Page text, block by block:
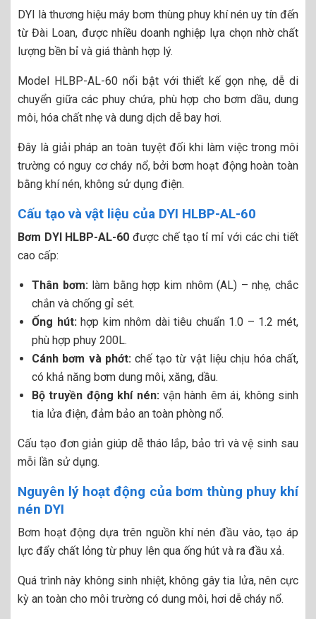
DYI là thương hiệu máy bơm thùng phuy khí nén uy tín đến
từ Đài Loan, được nhiều doanh nghiệp lựa chọn nhờ chất
lượng bền bỉ và giá thành hợp lý.
Model HLBP-AL-60 nổi bật với thiết kế gọn nhẹ, dễ di
chuyển giữa các phuy chứa, phù hợp cho bơm dầu, dung
môi, hóa chất nhẹ và dung dịch dễ bay hơi.
Đây là giải pháp an toàn tuyệt đối khi làm việc trong môi
trường có nguy cơ cháy nổ, bởi bơm hoạt động hoàn toàn
bằng khí nén, không sử dụng điện.
Cấu tạo và vật liệu của DYI HLBP-AL-60
Bơm DYI HLBP-AL-60 được chế tạo tỉ mỉ với các chi tiết
cao cấp:
Thân bơm:làm bằng hợp kim nhôm (AL) – nhẹ, chắc
chắn và chống gỉ sét.
Ống hút:hợp kim nhôm dài tiêu chuẩn 1.0 – 1.2 mét,
phù hợp phuy 200L.
Cánh bơm và phớt: chế tạo từ vật liệu chịu hóa chất,
có khả năng bơm dung môi, xăng, dầu.
Bộ truyền động khí nén:vận hành êm ái, không sinh
tia lửa điện, đảm bảo an toàn phòng nổ.
Cấu tạo đơn giản giúp dễ tháo lắp, bảo trì và vệ sinh sau
mỗi lần sử dụng.
Nguyên lý hoạt động của bơm thùng phuy khí
nén DYI
Bơm hoạt động dựa trên nguồn khí nén đầu vào, tạo áp
lực đẩy chất lỏng từ phuy lên qua ống hút và ra đầu xả.
Quá trình này không sinh nhiệt, không gây tia lửa, nên cực
kỳ an toàn cho môi trường có dung môi, hơi dễ cháy nổ.